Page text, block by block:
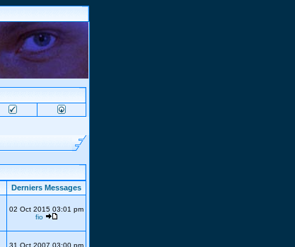
Derniers Messages
02 Oct 2015 03:01 pm
fio
31 Oct 2007 03:00 pm